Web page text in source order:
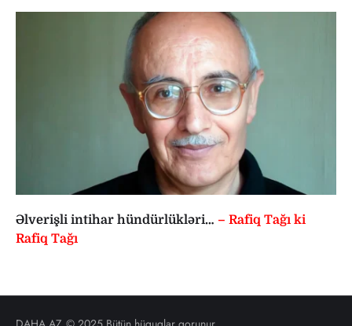
Əlverişli intihar hündürlükləri… – Rafiq Tağı ki
Rafiq Tağı